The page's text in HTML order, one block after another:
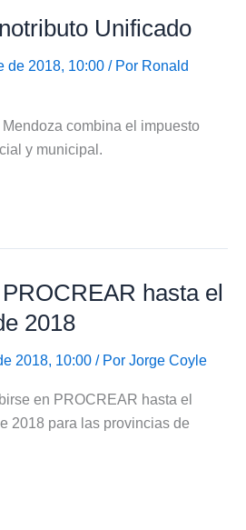
Unificado
de 2018, 10:00 / Por Ronald
combina el impuesto
y municipal.
hasta el
2018
2018, 10:00 / Por Jorge Coyle
en PROCREAR hasta el
2018 para las provincias de